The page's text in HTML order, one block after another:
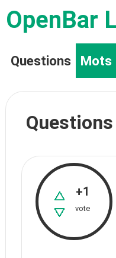
OpenBar
Questions Mots
+1
vote